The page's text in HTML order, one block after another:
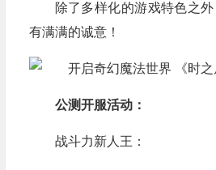
除了多样化的游戏特色之
有满满的诚意！
公测开服活动：
战斗力新人王：